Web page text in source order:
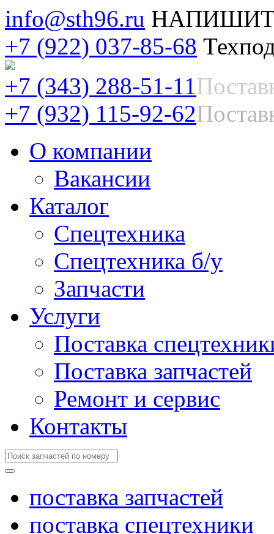
info@sth96.ru
+7 (922) 037-85-68
+7 (343) 288-51-11
+7 (932) 115-92-62
О компании
Вакансии
Каталог
Спецтехника
Спецтехника б/у
Запчасти
Услуги
Поставка
Поставка запчастей
Ремонт и сервис
Контакты
поставка запчастей
поставка спецтехники